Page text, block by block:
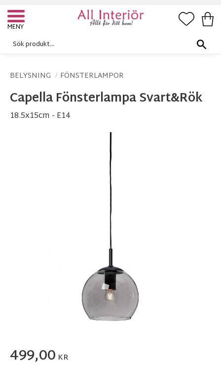
Meny
BELYSNING FÖNSTERLAMPOR
Capella Fönsterlampa Svart&Rök
18.5x15cm - E14
499,00 KR